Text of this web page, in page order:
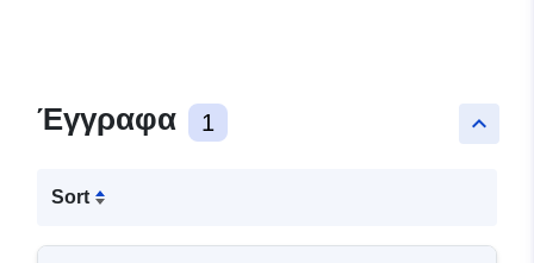
keyboard_arrow_up
Έγγραφα 1
Sort